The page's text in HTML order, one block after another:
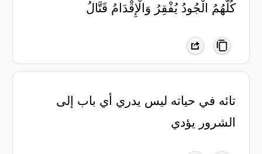
كُلُّهُمُ ‏الْجُودُ يُفْقِرُ وَالْإِقْدَامُ قَتَّالُ
تائه في حياته ليس يدري أي باب إلى
الشرور يؤدي